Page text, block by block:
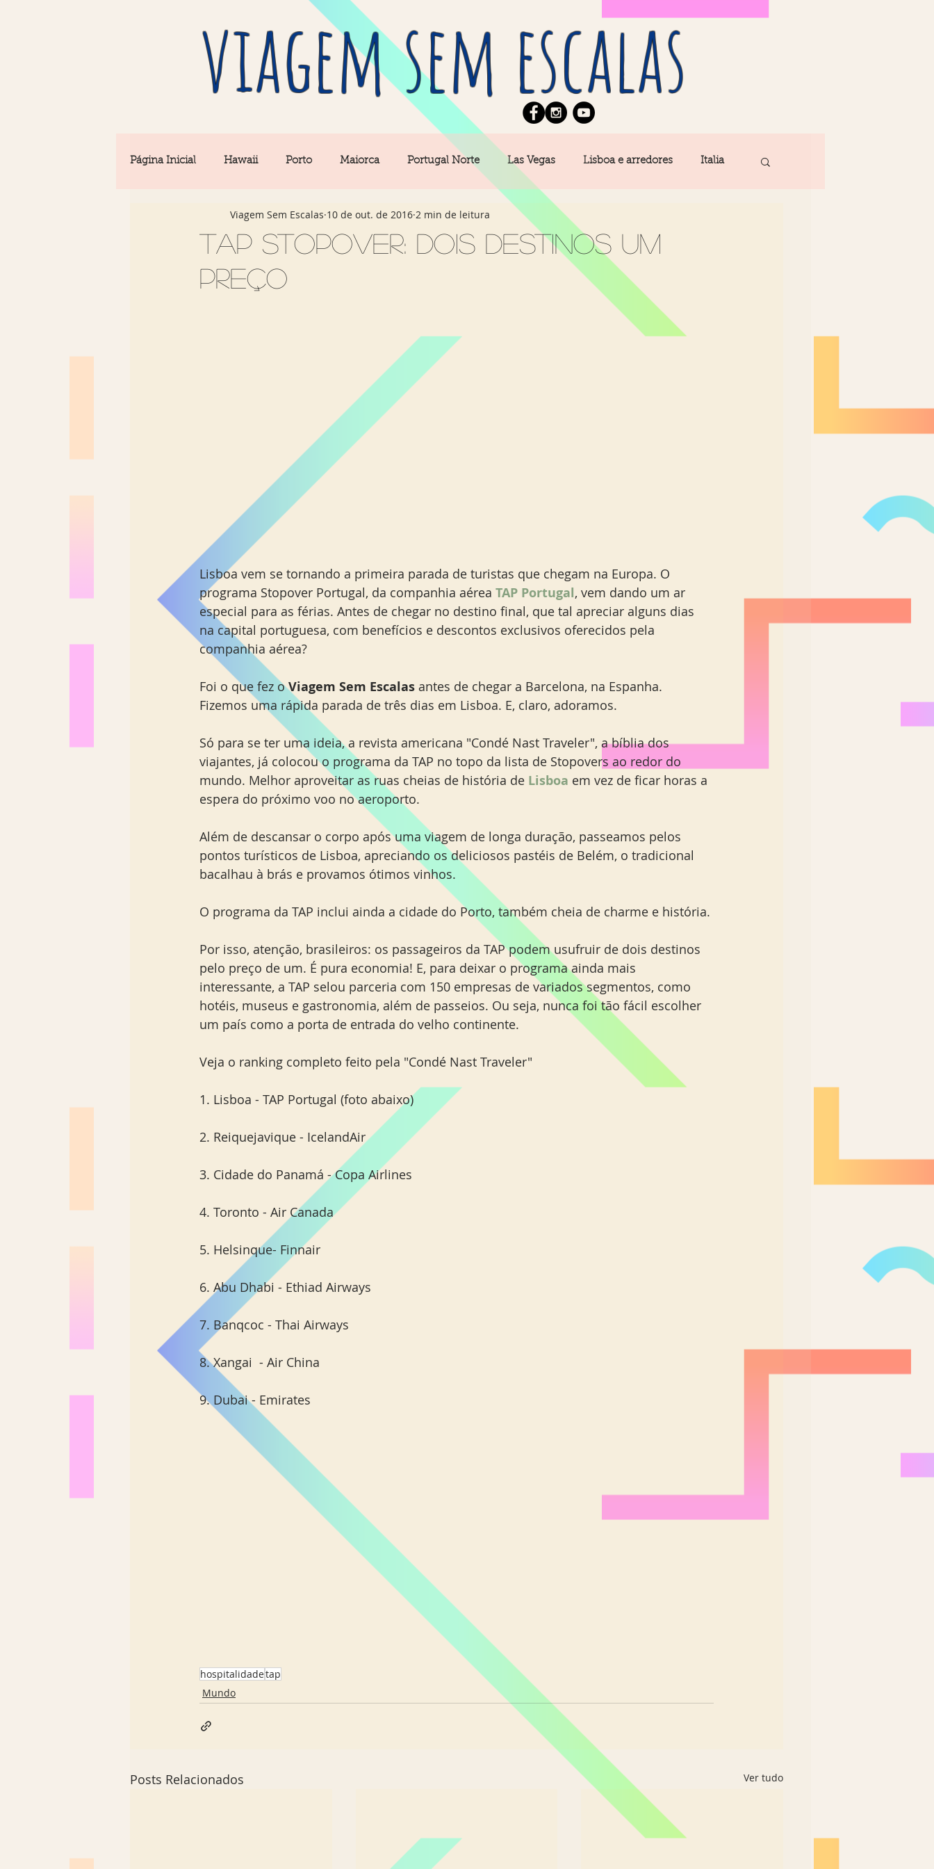
viagem sem escalas
Página Inicial Hawaii Porto Maiorca Portugal Norte Las Vegas Lisboa e arredores Italia
Seul Equipe News Berlim Algarve San Francisco
Rio & São Paulo Portugal Central Buenos Aires Caribe
Nordeste Brasil
TAP Stopover: dois destinos um
preço
Viagem Sem Escalas 10 de out. de 2016 2 min de leitura
Lisboa vem se tornando a primeira parada de turistas que chegam na Europa. O
programa Stopover Portugal, da companhia aérea TAP Portugal, vem dando um ar
especial para as férias. Antes de chegar no destino final, que tal apreciar alguns dias
na capital portuguesa, com benefícios e descontos exclusivos oferecidos pela
companhia aérea?
Foi o que fez o Viagem Sem Escalas antes de chegar a Barcelona, na Espanha.
Fizemos uma rápida parada de três dias em Lisboa. E, claro, adoramos.
Só para se ter uma ideia, a revista americana "Condé Nast Traveler", a bíblia dos
viajantes, já colocou o programa da TAP no topo da lista de Stopovers ao redor do
mundo. Melhor aproveitar as ruas cheias de história de Lisboa em vez de ficar horas a
espera do próximo voo no aeroporto.
Além de descansar o corpo após uma viagem de longa duração, passeamos pelos
pontos turísticos de Lisboa, apreciando os deliciosos pastéis de Belém, o tradicional
bacalhau à brás e provamos ótimos vinhos.
O programa da TAP inclui ainda a cidade do Porto, também cheia de charme e história.
Por isso, atenção, brasileiros: os passageiros da TAP podem usufruir de dois destinos
pelo preço de um. É pura economia! E, para deixar o programa ainda mais
interessante, a TAP selou parceria com 150 empresas de variados segmentos, como
hotéis, museus e gastronomia, além de passeios. Ou seja, nunca foi tão fácil escolher
um país como a porta de entrada do velho continente.
Veja o ranking completo feito pela "Condé Nast Traveler"
1. Lisboa - TAP Portugal (foto abaixo)
2. Reiquejavique - IcelandAir
3. Cidade do Panamá - Copa Airlines
4. Toronto - Air Canada
5. Helsinque- Finnair
6. Abu Dhabi - Ethiad Airways
7. Banqcoc - Thai Airways
8. Xangai  - Air China
9. Dubai - Emirates
hospitalidadetap
Mundo
Posts Relacionados Ver tudo